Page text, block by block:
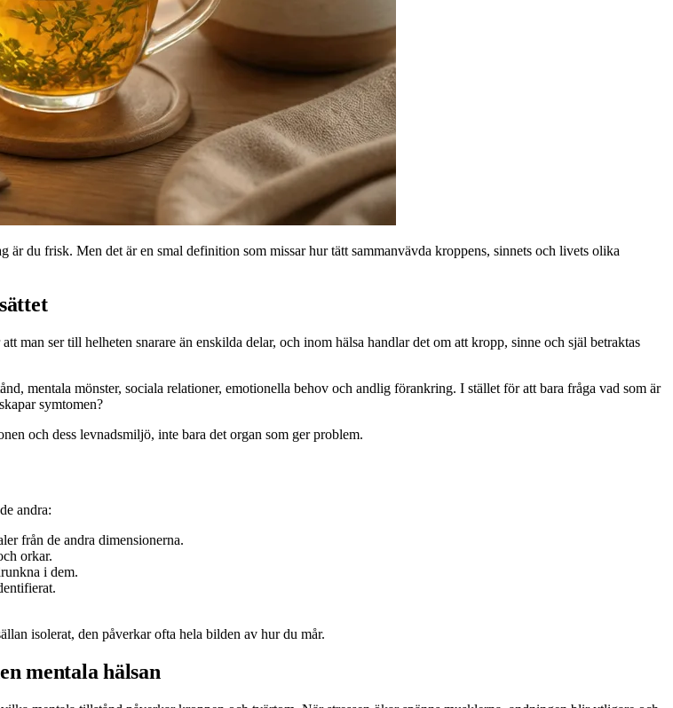
du frisk. Men det är en smal definition som missar hur tätt sammanvävda kroppens, sinnets och livets olika
man ser till helheten snarare än enskilda delar, och inom hälsa handlar det om att kropp, sinne och själ betraktas
mentala mönster, sociala relationer, emotionella behov och andlig förankring. I stället för att bara fråga vad som är
symtomen?
och dess levnadsmiljö, inte bara det organ som ger problem.
andra:
från de andra dimensionerna.
orkar.
i dem.
isolerat, den påverkar ofta hela bilden av hur du mår.
mentala hälsan